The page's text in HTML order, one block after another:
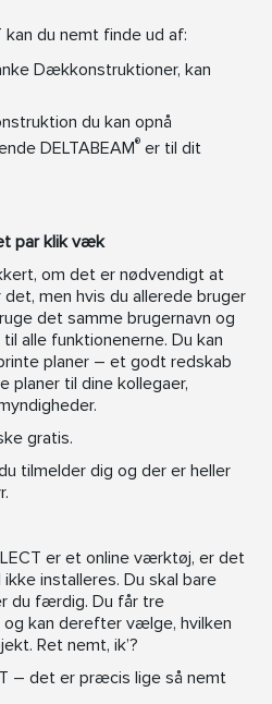
kan du nemt finde ud af:
Dækkonstruktioner, kan
du kan opnå
DELTABEAM® er til dit
par klik væk
om det er nødvendigt at
men hvis du allerede bruger
det samme brugernavn og
alle funktionenerne. Du kan
planer – et godt redskab
planer til dine kollegaer,
gratis.
tilmelder dig og der er heller
er et online værktøj, er det
installeres. Du skal bare
du færdig. Du får tre
kan derefter vælge, hvilken
Ret nemt, ik’?
– det er præcis lige så nemt